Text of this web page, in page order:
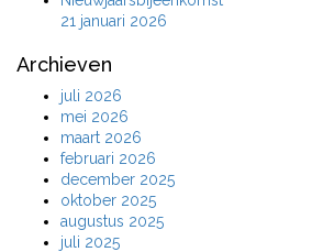
21 januari 2026
Archieven
juli 2026
mei 2026
maart 2026
februari 2026
december 2025
oktober 2025
augustus 2025
juli 2025